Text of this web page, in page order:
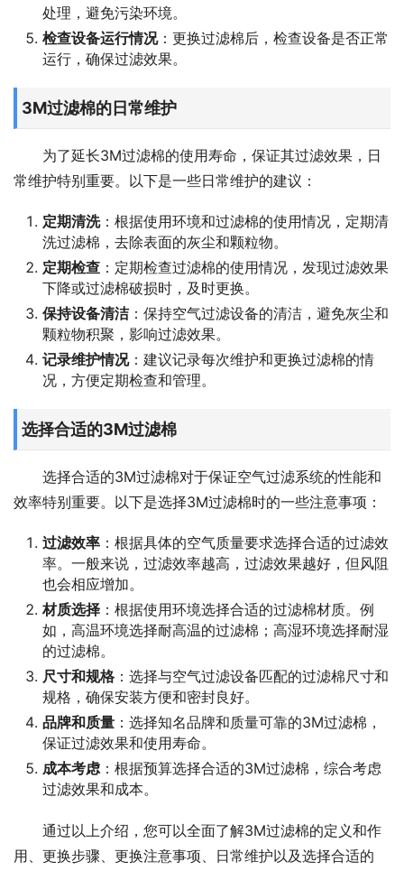
处理，避免污染环境。
检查设备运行情况：更换过滤棉后，检查设备是否正常
运行，确保过滤效果。
3M过滤棉的日常维护
为了延长3M过滤棉的使用寿命，保证其过滤效果，日
常维护特别重要。以下是一些日常维护的建议：
定期清洗：根据使用环境和过滤棉的使用情况，定期清
洗过滤棉，去除表面的灰尘和颗粒物。
定期检查 ：定期检查过滤棉的使用情况，发现过滤效果
下降或过滤棉破损时，及时更换。
保持设备清洁：保持空气过滤设备的清洁，避免灰尘和
颗粒物积聚，影响过滤效果。
记录维护情况：建议记录每次维护和更换过滤棉的情
况，方便定期检查和管理。
选择合适的3M过滤棉
选择合适的3M过滤棉对于保证空气过滤系统的性能和
效率特别重要。以下是选择3M过滤棉时的一些注意事项：
过滤效率 ：根据具体的空气质量要求选择合适的过滤效
率。一般来说，过滤效率越高，过滤效果越好，但风阻
也会相应增加。
材质选择 ：根据使用环境选择合适的过滤棉材质。例
如，高温环境选择耐高温的过滤棉；高湿环境选择耐湿
的过滤棉。
尺寸和规格 ：选择与空气过滤设备匹配的过滤棉尺寸和
规格，确保安装方便和密封良好。
品牌和质量 ：选择知名品牌和质量可靠的3M过滤棉，
保证过滤效果和使用寿命。
成本考虑：根据预算选择合适的3M过滤棉，综合考虑
过滤效果和成本。
通过以上介绍，您可以全面了解3M过滤棉的定义和作
用、更换步骤、更换注意事项、日常维护以及选择合适的